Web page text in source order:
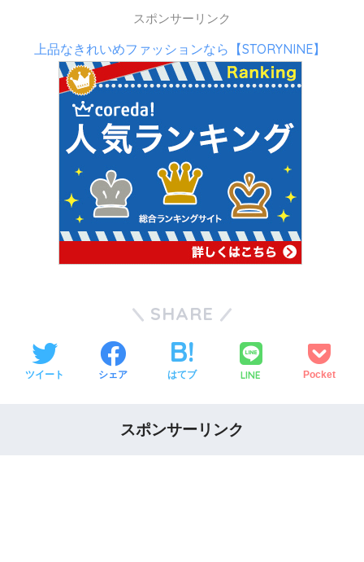
スポンサーリンク
上品なきれいめファッションなら【STORYNINE】
SHARE
ツイート シェア はてブ LINE Pocket
スポンサーリンク